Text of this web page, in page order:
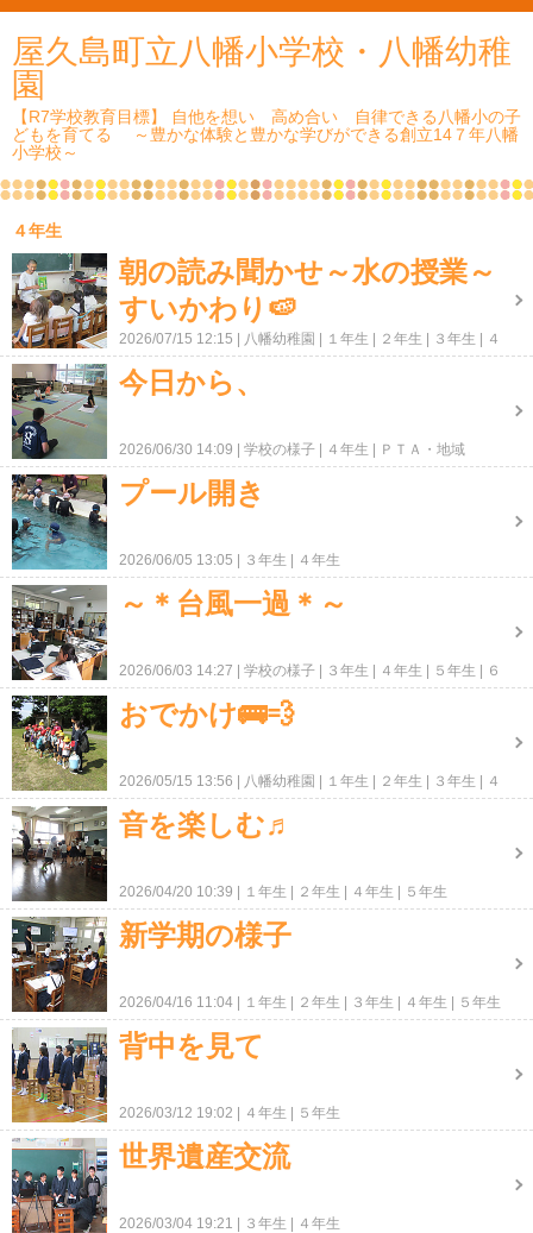
屋久島町立八幡小学校・八幡幼稚
園
【R7学校教育目標】 自他を想い 高め合い 自律できる八幡小の子
どもを育てる ～豊かな体験と豊かな学びができる創立14７年八幡
小学校～
４年生
朝の読み聞かせ～水の授業～
すいかわり🍉
2026/07/15 12:15 八幡幼稚園 １年生 ２年生 ３年生
４
年生
５年生 ６年生 ＰＴＡ・地域
今日から、
2026/06/30 14:09 学校の様子 ４年生 ＰＴＡ・地域
プール開き
2026/06/05 13:05 ３年生 ４年生
～＊台風一過＊～
2026/06/03 14:27 学校の様子 ３年生 ４年生 ５年生
６
年生
ＰＴＡ・地域
おでかけ🚌💨
2026/05/15 13:56 八幡幼稚園 １年生 ２年生 ３年生
４
年生
５年生 ６年生
音を楽しむ♬
2026/04/20 10:39 １年生 ２年生 ４年生 ５年生
新学期の様子
2026/04/16 11:04 １年生 ２年生 ３年生 ４年生 ５年生
背中を見て
2026/03/12 19:02 ４年生 ５年生
世界遺産交流
2026/03/04 19:21 ３年生 ４年生